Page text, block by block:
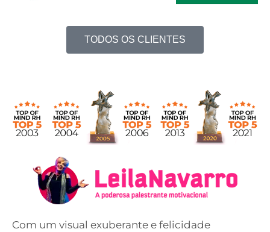
TODOS OS CLIENTES
Com um visual exuberante e felicidade